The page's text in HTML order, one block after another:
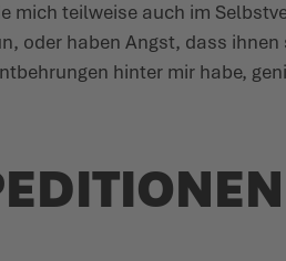
mich teilweise auch im
oder haben Angst, dass
hinter mir habe,